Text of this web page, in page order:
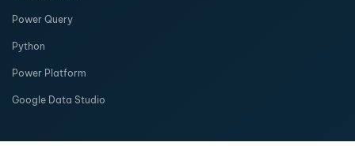
Power Query
Python
Power Platform
Google Data Studio